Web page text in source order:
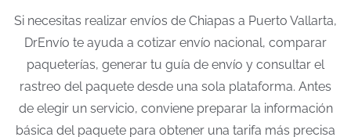
Si necesitas realizar envíos de Chiapas a Puerto Vallarta,
DrEnvío te ayuda a cotizar envío nacional, comparar
paqueterías, generar tu guía de envío y consultar el
rastreo del paquete desde una sola plataforma. Antes
de elegir un servicio, conviene preparar la información
básica del paquete para obtener una tarifa más precisa